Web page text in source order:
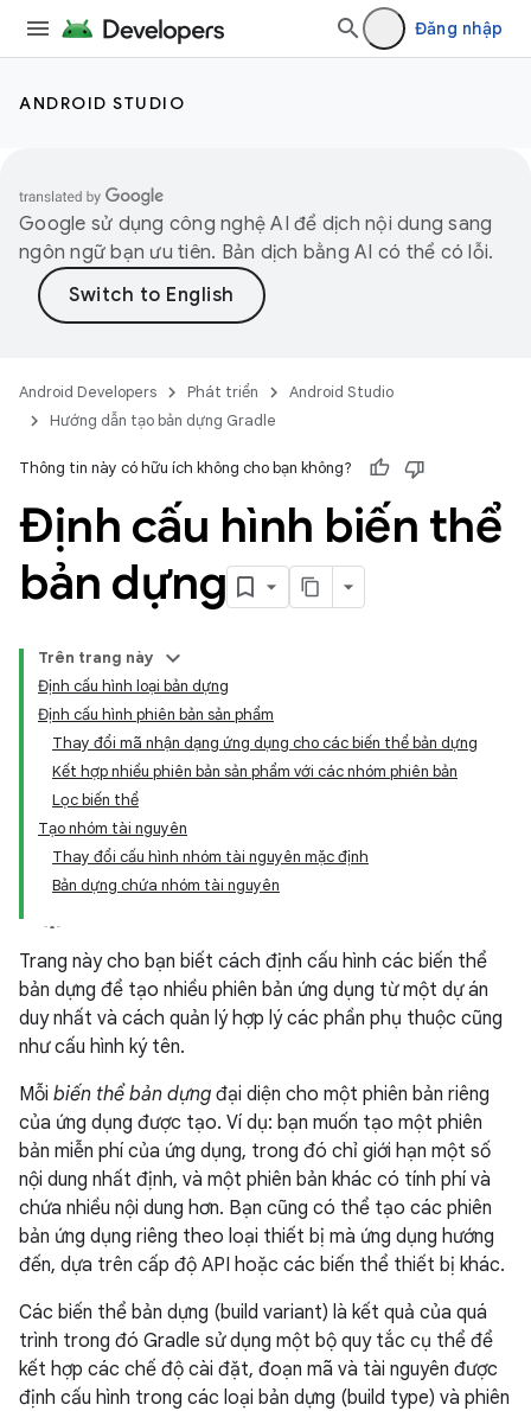
Đăng nhập
ANDROID STUDIO
Google sử dụng công nghệ AI để dịch nội dung sang
ngôn ngữ bạn ưu tiên. Bản dịch bằng AI có thể có lỗi.
Android Developers Phát triển
Android Studio
Hướng dẫn tạo bản dựng Gradle
Thông tin này có hữu ích không cho bạn không?
Định cấu hình biến thể
bản dựng
Trên trang này
Định cấu hình loại bản dựng
Định cấu hình phiên bản sản phẩm
Thay đổi mã nhận dạng ứng dụng cho các biến thể bản dựng
Kết hợp nhiều phiên bản sản phẩm với các nhóm phiên bản
Lọc biến thể
Tạo nhóm tài nguyên
Thay đổi cấu hình nhóm tài nguyên mặc định
Bản dựng chứa nhóm tài nguyên
Trang này cho bạn biết cách định cấu hình các biến thể
bản dựng để tạo nhiều phiên bản ứng dụng từ một dự án
duy nhất và cách quản lý hợp lý các phần phụ thuộc cũng
như cấu hình ký tên.
Mỗi biến thể bản dựng đại diện cho một phiên bản riêng
của ứng dụng được tạo. Ví dụ: bạn muốn tạo một phiên
bản miễn phí của ứng dụng, trong đó chỉ giới hạn một số
nội dung nhất định, và một phiên bản khác có tính phí và
chứa nhiều nội dung hơn. Bạn cũng có thể tạo các phiên
bản ứng dụng riêng theo loại thiết bị mà ứng dụng hướng
đến, dựa trên cấp độ API hoặc các biến thể thiết bị khác.
Các biến thể bản dựng (build variant) là kết quả của quá
trình trong đó Gradle sử dụng một bộ quy tắc cụ thể để
kết hợp các chế độ cài đặt, đoạn mã và tài nguyên được
định cấu hình trong các loại bản dựng (build type) và phiên